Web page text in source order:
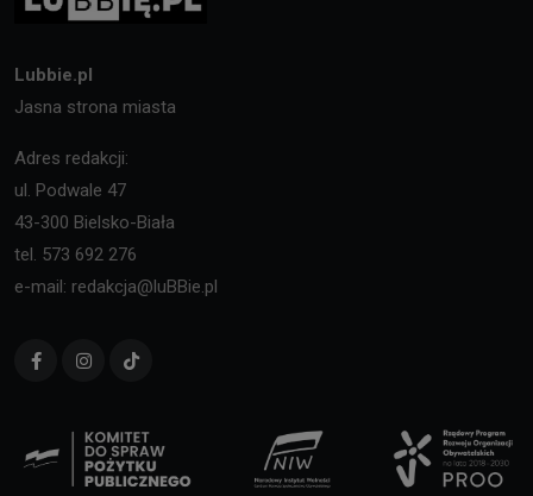
Lubbie.pl
Jasna strona miasta
Adres redakcji:
ul. Podwale 47
43-300 Bielsko-Biała
tel. 573 692 276
e-mail: redakcja@luBBie.pl